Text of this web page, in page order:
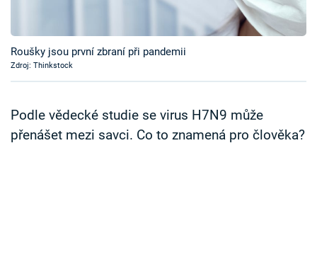
Sledujte prima+
Sledujte nás
Roušky jsou první zbraní při pandemii
Zdroj: Thinkstock
Podle vědecké studie se virus H7N9 může
přenášet mezi savci. Co to znamená pro člověka?